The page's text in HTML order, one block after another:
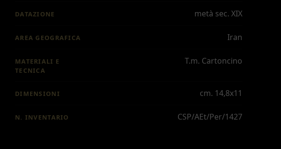
DATAZIONE metà sec. XIX
AREA GEOGRAFICA Iran
MATERIALI E
TECNICA
T.m. Cartoncino
DIMENSIONI cm. 14,8x11
N. INVENTARIO CSP/AEt/Per/1427